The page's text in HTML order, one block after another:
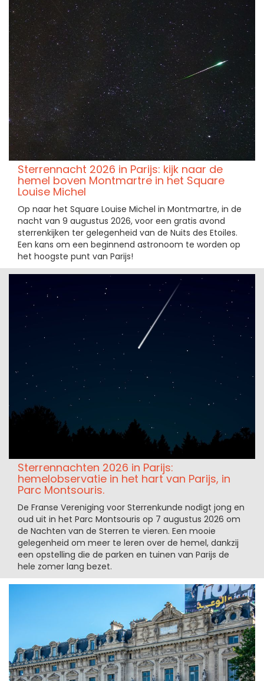
Sterrennacht 2026 in Parijs: kijk naar de
hemel boven Montmartre in het Square
Louise Michel
Op naar het Square Louise Michel in Montmartre, in de
nacht van 9 augustus 2026, voor een gratis avond
sterrenkijken ter gelegenheid van de Nuits des Etoiles.
Een kans om een beginnend astronoom te worden op
het hoogste punt van Parijs!
Sterrennachten 2026 in Parijs:
hemelobservatie in het hart van Parijs, in
Parc Montsouris.
De Franse Vereniging voor Sterrenkunde nodigt jong en
oud uit in het Parc Montsouris op 7 augustus 2026 om
de Nachten van de Sterren te vieren. Een mooie
gelegenheid om meer te leren over de hemel, dankzij
een opstelling die de parken en tuinen van Parijs de
hele zomer lang bezet.